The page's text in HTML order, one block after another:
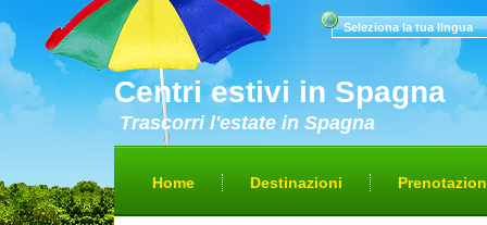
Centri estivi in Spagna
Trascorri l'estate in Spagna
Seleziona la tua lingua
Home Destinazioni